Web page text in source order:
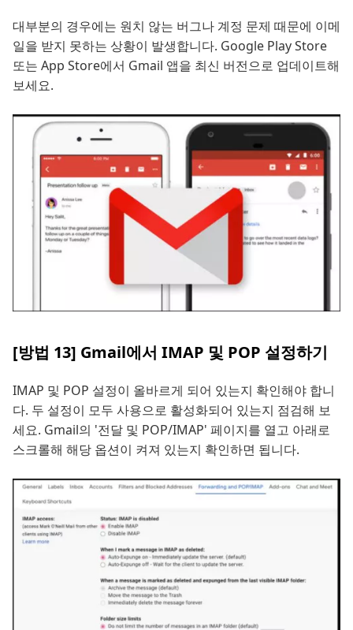
대부분의 경우에는 원치 않는 버그나 계정 문제 때문에 이메
일을 받지 못하는 상황이 발생합니다. Google Play Store
또는 App Store에서 Gmail 앱을 최신 버전으로 업데이트해
보세요.
[방법 13] Gmail에서 IMAP 및 POP 설정하기
IMAP 및 POP 설정이 올바르게 되어 있는지 확인해야 합니
다. 두 설정이 모두 사용으로 활성화되어 있는지 점검해 보
세요. Gmail의 '전달 및 POP/IMAP' 페이지를 열고 아래로
스크롤해 해당 옵션이 켜져 있는지 확인하면 됩니다.